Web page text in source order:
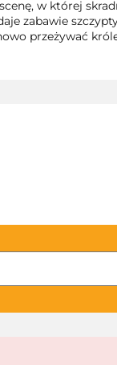
w której
zabawie
przeżywać